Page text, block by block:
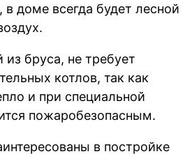
в доме всегда будет лесной
бруса, не требует
котлов, так как
и при специальной
пожаробезопасным.
в постройке